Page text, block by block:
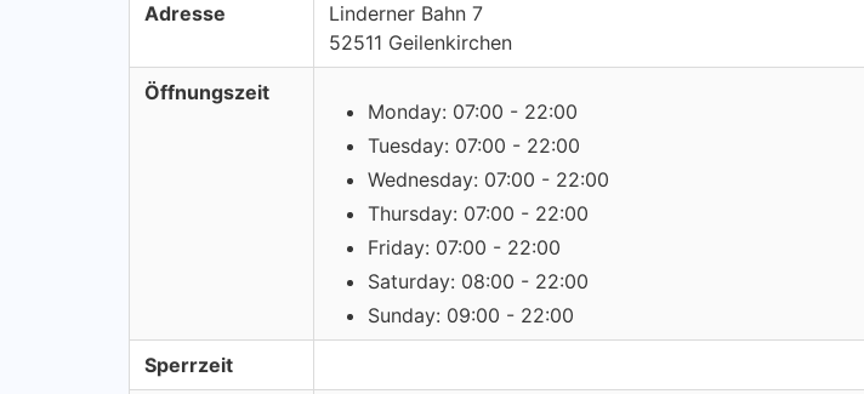
Adresse
Linderner Bahn 7
52511 Geilenkirchen
Öffnungszeit
Monday: 07:00 - 22:00
Tuesday: 07:00 - 22:00
Wednesday: 07:00 - 22:00
Thursday: 07:00 - 22:00
Friday: 07:00 - 22:00
Saturday: 08:00 - 22:00
Sunday: 09:00 - 22:00
Sperrzeit